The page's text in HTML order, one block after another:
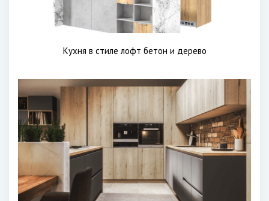
Кухня в стиле лофт бетон и дерево